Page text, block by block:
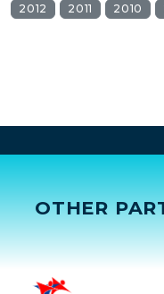
2012
2011 2010
OTHER